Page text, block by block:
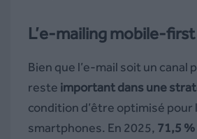
L’e-mailing mobile-first
Bien que l’e-mail soit un canal
reste important dans une
condition d’être optimisé pour
smartphones. En 2025, 71,5